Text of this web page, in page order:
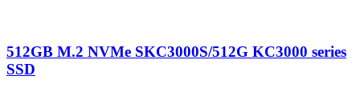
512GB M.2 NVMe SKC3000S/512G KC3000 series
SSD